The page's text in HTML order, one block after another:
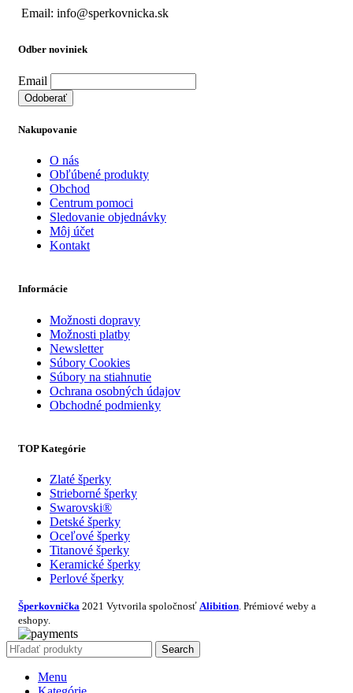
Email: info@sperkovnicka.sk
Odber noviniek
Email
Nakupovanie
O nás
Obľúbené produkty
Obchod
Centrum pomoci
Sledovanie objednávky
Môj účet
Kontakt
Informácie
Možnosti dopravy
Možnosti platby
Newsletter
Súbory Cookies
Súbory na stiahnutie
Ochrana osobných údajov
Obchodné podmienky
TOP Kategórie
Zlaté šperky
Strieborné šperky
Swarovski®
Detské šperky
Oceľové šperky
Titanové šperky
Keramické šperky
Perlové šperky
Šperkovnička 2021 Vytvorila spoločnosť Alibition . Prémiové weby a
eshopy.
Search
Menu